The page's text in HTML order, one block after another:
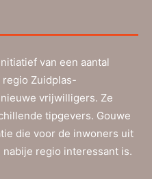
van een aantal
Zuidplas-
vrijwilligers. Ze
tipgevers. Gouwe
die voor de inwoners uit
nabije regio interessant is.